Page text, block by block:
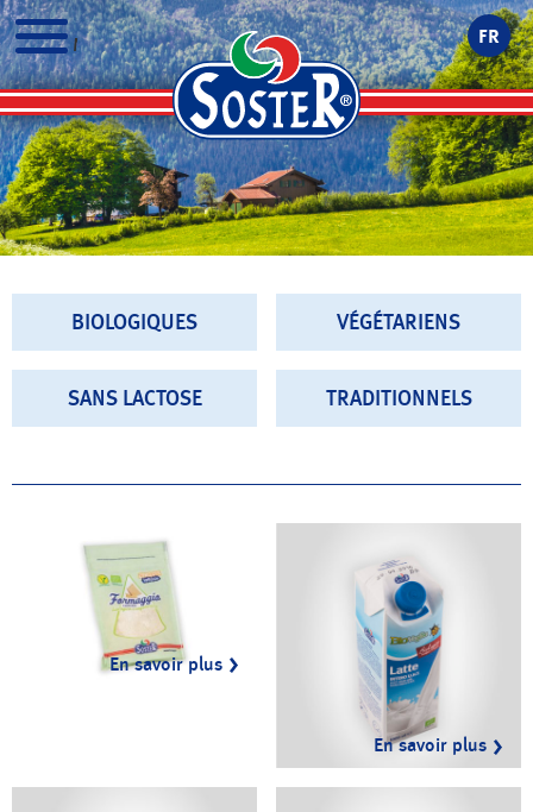
MENU FR
BIOLOGIQUES VÉGÉTARIENS
SANS LACTOSE TRADITIONNELS
En savoir plus
En savoir plus